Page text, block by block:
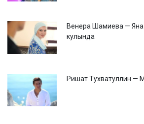
Венера Шамиева —
кулында
Ришат Тухватуллин —